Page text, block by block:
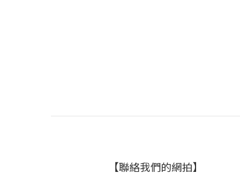
【聯絡我們的網拍】